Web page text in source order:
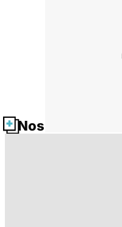
Nos fiches santé